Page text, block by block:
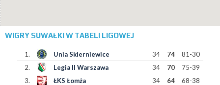
WIGRY SUWAŁKI W TABELI LIGOWEJ
1. Unia Skierniewice 34 74
81-30
2.
Legia II Warszawa 34 70
75-39
3.
ŁKS Łomża 34 64
68-38